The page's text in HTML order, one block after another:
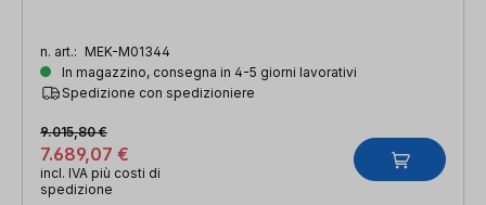
n. art.: MEK-M01344
In magazzino, consegna in 4-5 giorni lavorativi
Spedizione con spedizioniere
7.689,07 €
9.015,80 €
incl. IVA più costi di
spedizione